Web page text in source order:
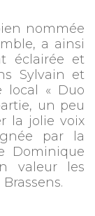
nommée
a ainsi
éclairée et
Sylvain et
local « Duo
un peu
la jolie voix
par la
Dominique
valeur les